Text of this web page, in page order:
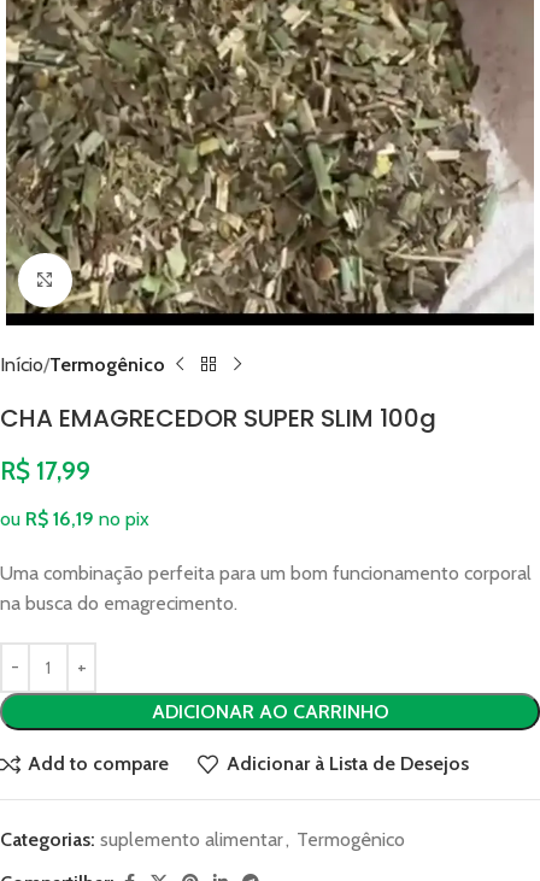
Clique para ampliar
Início Termogênico
CHA EMAGRECEDOR SUPER SLIM 100g
R$ 17,99
ou R$ 16,19 no pix
Uma combinação perfeita para um bom funcionamento corporal
na busca do emagrecimento.
ADICIONAR AO CARRINHO
Add to compare Adicionar à Lista de Desejos
Categorias: suplemento alimentar, Termogênico